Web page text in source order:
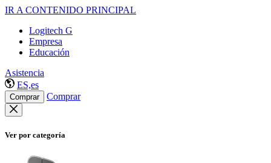
IR A CONTENIDO PRINCIPAL
Logitech G
Empresa
Educación
Asistencia
ES,es
Comprar Comprar
Ver por categoría